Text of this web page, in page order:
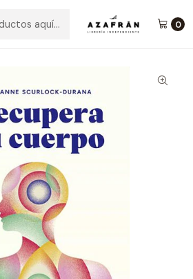
0
Salud y bienestar
Recupera Tu Cuerpo